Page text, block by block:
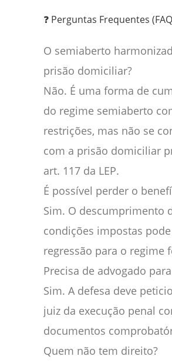
❓ Perguntas Frequentes
O semiaberto
prisão domiciliar?
Não. É uma forma de
do regime semiaberto
restrições, mas não se
com a prisão domiciliar
art. 117 da LEP.
É possível perder o
Sim. O descumprimento
condições impostas
regressão para o regime
Precisa de advogado
Sim. A defesa deve
juiz da execução penal
documentos
Quem não tem direito?